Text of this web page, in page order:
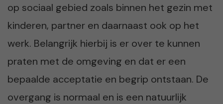
op sociaal gebied zoals binnen het gezin met
kinderen, partner en daarnaast ook op het
werk. Belangrijk hierbij is er over te kunnen
praten met de omgeving en dat er een
bepaalde acceptatie en begrip ontstaan. De
overgang is normaal en is een natuurlijk